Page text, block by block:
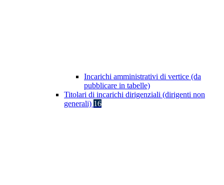
Incarichi amministrativi di vertice (da
pubblicare in tabelle)
Titolari di incarichi dirigenziali (dirigenti non
generali) 16